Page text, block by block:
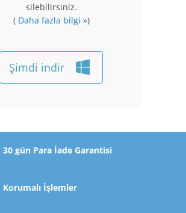
silebilirsiniz.
( Daha fazla bilgi »)
Şimdi indir
30 gün Para İade Garantisi
Korumalı İşlemler